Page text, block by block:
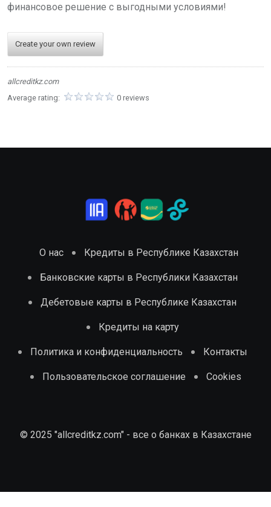
финансовое решение с выгодными условиями!
Create your own review
allcreditkz.com
Average rating:
0 reviews
О нас Кредиты в Республике Казахстан
Банковские карты в Республики Казахстан
Дебетовые карты в Республике Казахстан
Кредиты на карту
Политика и конфиденциальность Контакты
Пользовательское соглашение Cookies
© 2025 "allcreditkz.com" - все о банках в Казахстане